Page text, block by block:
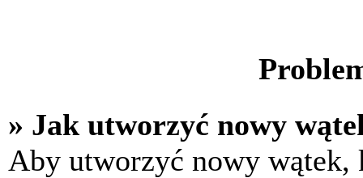
» Jak utworzyć nowy
Aby utworzyć nowy